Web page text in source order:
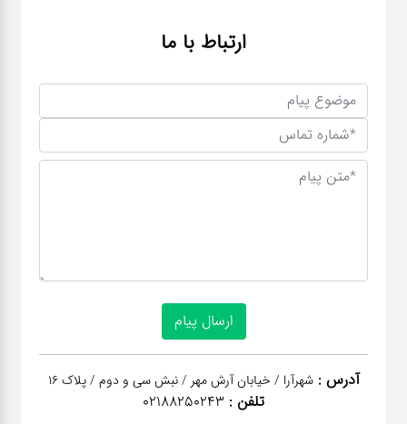
ارتباط با ما
آدرس : شهرآرا / خیابان آرش مهر / نبش سی و دوم / پلاک 16
تلفن : 02188250243